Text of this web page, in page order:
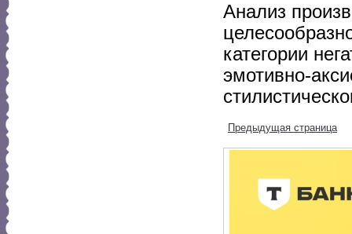
Анализ
категории
эмотивно-
Предыдущая страница